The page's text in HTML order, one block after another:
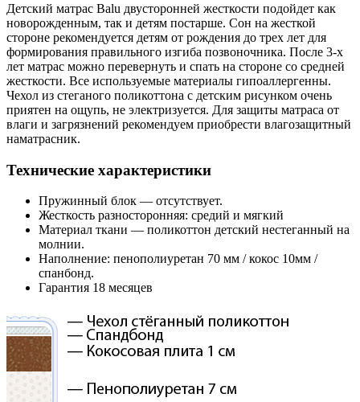
Детский матрас Balu двусторонней жесткости подойдет как
новорожденным, так и детям постарше. Сон на жесткой
стороне рекомендуется детям от рождения до трех лет для
формирования правильного изгиба позвоночника. После 3-х
лет матрас можно перевернуть и спать на стороне со средней
жесткости. Все используемые материалы гипоаллергенны.
Чехол из стеганого поликоттона с детским рисунком очень
приятен на ощупь, не электризуется. Для защиты матраса от
влаги и загрязнений рекомендуем приобрести влагозащитный
наматрасник.
Технические характеристики
Пружинный блок — отсутствует.
Жесткость разносторонняя: средий и мягкий
Материал ткани — поликоттон детский нестеганный на
молнии.
Наполнение: пенополиуретан 70 мм / кокос 10мм /
спанбонд.
Гарантия 18 месяцев